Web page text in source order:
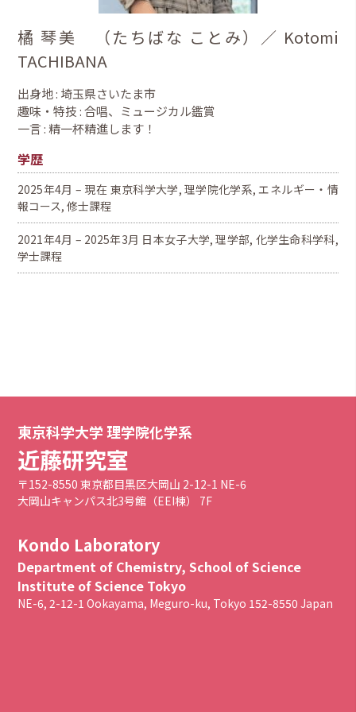
橘 琴美 （たちばな ことみ）／ Kotomi
TACHIBANA
出身地 : 埼玉県さいたま市
趣味・特技 : 合唱、ミュージカル鑑賞
一言 : 精一杯精進します！
学歴
2025年4月 – 現在 東京科学大学, 理学院化学系, エネルギー・情
報コース, 修士課程
2021年4月 – 2025年3月 日本女子大学, 理学部, 化学生命科学科,
学士課程
東京科学大学 理学院化学系
近藤研究室
〒152-8550 東京都目黒区大岡山 2-12-1 NE-6
大岡山キャンパス北3号館（EEI棟） 7F
Kondo Laboratory
Department of Chemistry, School of Science
Institute of Science Tokyo
NE-6, 2-12-1 Ookayama, Meguro-ku, Tokyo 152-8550 Japan